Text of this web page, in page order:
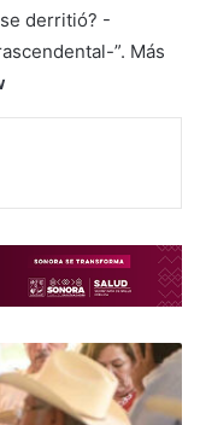
derritió? -
”. Más